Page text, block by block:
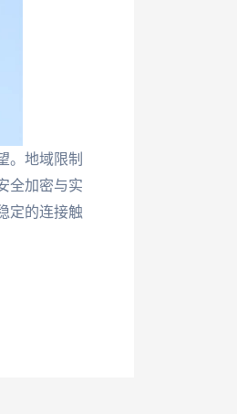
。地域限制
全加密与实
定的连接触